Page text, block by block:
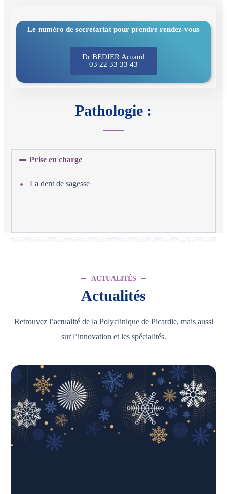
Le numéro de secrétariat pour prendre rendez-vous
Dr BEDIER Arnaud
03 22 33 33 43
Pathologie :
Prise en charge
La dent de sagesse
ACTUALITÉS
Actualités
Retrouvez l’actualité de la Polyclinique de Picardie, mais aussi
sur l’innovation et les spécialités.